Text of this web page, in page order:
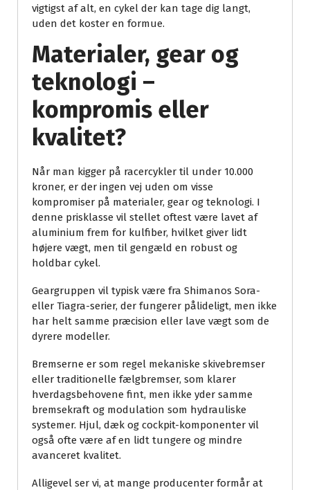
vigtigst af alt, en cykel der kan tage dig langt,
uden det koster en formue.
Materialer, gear og
teknologi –
kompromis eller
kvalitet?
Når man kigger på racercykler til under 10.000
kroner, er der ingen vej uden om visse
kompromiser på materialer, gear og teknologi. I
denne prisklasse vil stellet oftest være lavet af
aluminium frem for kulfiber, hvilket giver lidt
højere vægt, men til gengæld en robust og
holdbar cykel.
Geargruppen vil typisk være fra Shimanos Sora-
eller Tiagra-serier, der fungerer pålideligt, men ikke
har helt samme præcision eller lave vægt som de
dyrere modeller.
Bremserne er som regel mekaniske skivebremser
eller traditionelle fælgbremser, som klarer
hverdagsbehovene fint, men ikke yder samme
bremsekraft og modulation som hydrauliske
systemer. Hjul, dæk og cockpit-komponenter vil
også ofte være af en lidt tungere og mindre
avanceret kvalitet.
Alligevel ser vi, at mange producenter formår at